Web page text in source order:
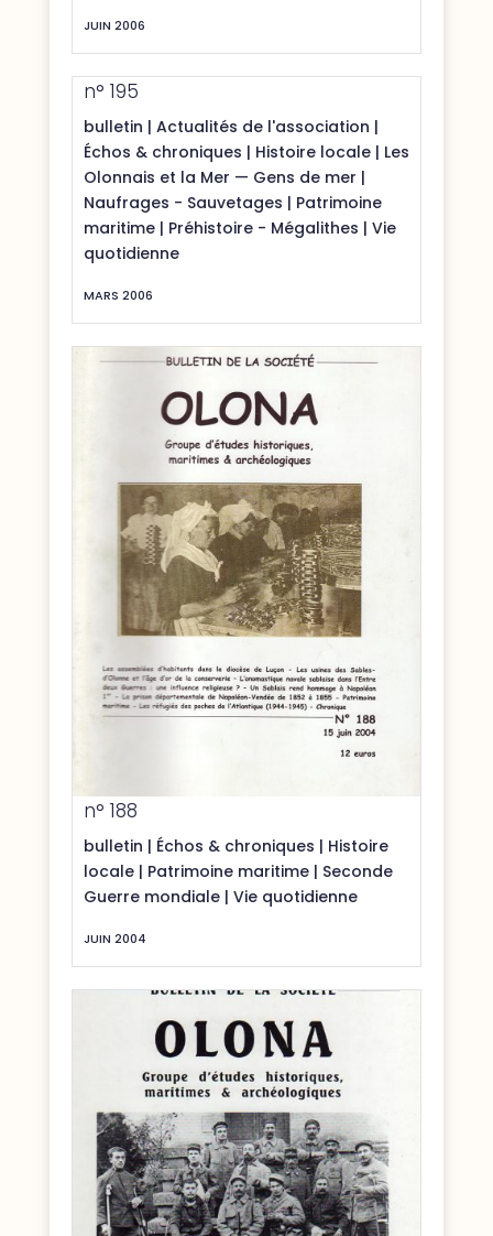
JUIN 2006
n° 195
bulletin | Actualités de l'association |
Échos & chroniques | Histoire locale| Les
Olonnais et la Mer — Gens de mer |
Naufrages - Sauvetages | Patrimoine
maritime| Préhistoire - Mégalithes | Vie
quotidienne
MARS 2006
n° 188
bulletin | Échos & chroniques | Histoire
locale| Patrimoine maritime| Seconde
Guerre mondiale| Vie quotidienne
JUIN 2004